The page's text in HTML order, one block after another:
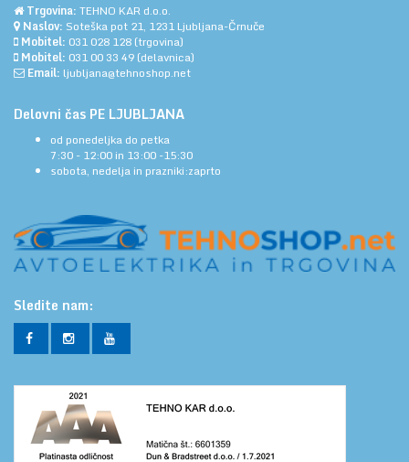
Trgovina: TEHNO KAR d.o.o.
Naslov: Soteška pot 21, 1231 Ljubljana-Črnuče
Mobitel: 031 028 128 (trgovina)
Mobitel: 031 00 33 49 (delavnica)
Email: ljubljana@tehnoshop.net
Delovni čas PE LJUBLJANA
od ponedeljka do petka
7:30 - 12:00 in 13:00 -15:30
sobota, nedelja in prazniki:zaprto
Sledite nam: